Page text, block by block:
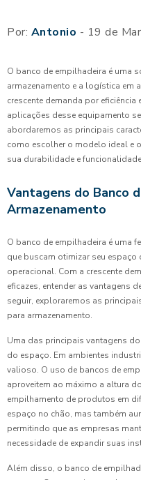
Por: Antonio - 19 de
O banco de empilhadeira é uma
armazenamento e a logística em
crescente demanda por
aplicações desse equipamento
abordaremos as principais
como escolher o modelo ideal e
sua durabilidade e
Vantagens do Banco
Armazenamento
O banco de empilhadeira é uma
que buscam otimizar seu espaço
operacional. Com a crescente
eficazes, entender as vantagens
seguir, exploraremos as
para armazenamento.
Uma das principais vantagens
do espaço. Em ambientes
valioso. O uso de bancos de
aproveitem ao máximo a altura
empilhamento de produtos em
espaço no chão, mas também
permitindo que as empresas
necessidade de expandir suas
Além disso, o banco de